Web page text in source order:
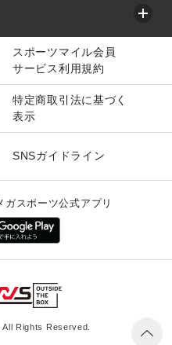
スポーツマイル会員
サービス利用規約
特定商取引法に基づく
表示
SNSガイドライン
ガスポーツ公式アプリ
Rights Reserved.